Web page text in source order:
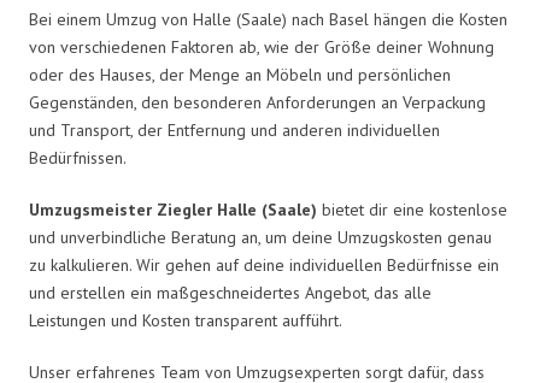
Bei einem Umzug von Halle (Saale) nach Basel hängen die Kosten
von verschiedenen Faktoren ab, wie der Größe deiner Wohnung
oder des Hauses, der Menge an Möbeln und persönlichen
Gegenständen, den besonderen Anforderungen an Verpackung
und Transport, der Entfernung und anderen individuellen
Bedürfnissen.
Umzugsmeister Ziegler Halle (Saale) bietet dir eine kostenlose
und unverbindliche Beratung an, um deine Umzugskosten genau
zu kalkulieren. Wir gehen auf deine individuellen Bedürfnisse ein
und erstellen ein maßgeschneidertes Angebot, das alle
Leistungen und Kosten transparent aufführt.
Unser erfahrenes Team von Umzugsexperten sorgt dafür, dass